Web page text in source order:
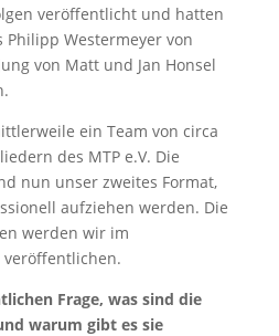
veröffentlicht und hatten
Westermeyer von
von Matt und Jan Honsel
ein Team von circa
des MTP e.V. Die
nun unser zweites Format,
aufziehen werden. Die
werden wir im
Frage, was sind die
warum gibt es sie